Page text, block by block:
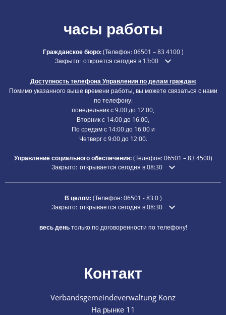
часы работы
Гражданское бюро:(Телефон:06501 – 83 4100)
Нажмите, чтобы скрыть дополнительное время открытия
Закрыто: откроется сегодня в 13:00
Доступность телефона Управления по делам граждан:
Помимо указанного выше времени работы, вы можете связаться с нами
по телефону:
понедельник с 9.00 до 12.00,
Вторник с 14:00 до 16:00,
По средам с 14:00 до 16:00 и
Четверг с 9:00 до 12:00.
Управление социального обеспечения:(Телефон:06501 – 834500)
Нажмите, чтобы скрыть дополнительное время открытия
Закрыто: открывается сегодня в 08:30
В целом:(Телефон:06501 - 83 0)
Нажмите, чтобы скрыть дополнительное время открытия
Закрыто: открывается сегодня в 08:30
весь деньтолько по договоренности по телефону!
Контакт
Verbandsgemeindeverwaltung Konz
На рынке 11